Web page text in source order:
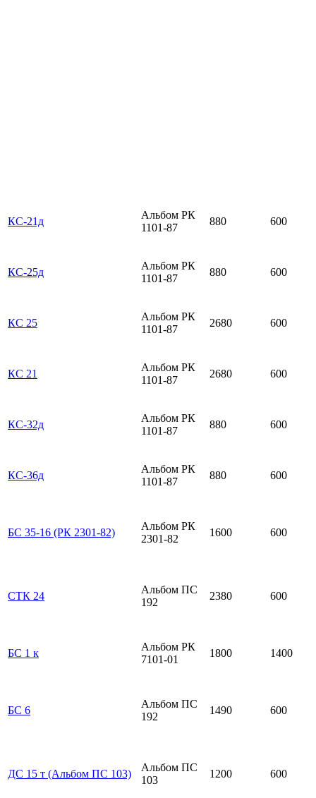
КС-21д
Альбом РК
1101-87
880 600
КС-25д
Альбом РК
1101-87
880 600
КС 25
Альбом РК
1101-87
2680 600
КС 21
Альбом РК
1101-87
2680 600
КС-32д
Альбом РК
1101-87
880 600
КС-36д
Альбом РК
1101-87
880 600
БС 35-16 (РК 2301-82)
Альбом РК
2301-82
1600 600
СТК 24
Альбом ПС
192
2380 600
БС 1 к
Альбом РК
7101-01
1800 1400
БС 6
Альбом ПС
192
1490 600
ДС 15 т (Альбом ПС 103)
Альбом ПС
103
1200 600